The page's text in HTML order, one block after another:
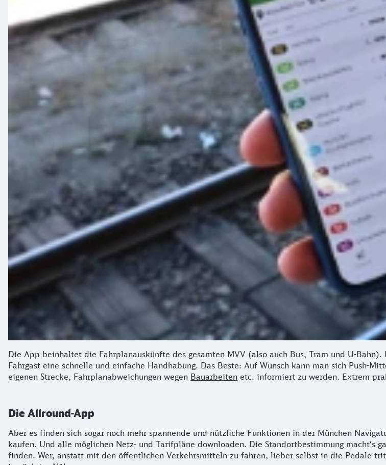
Die App beinhaltet die Fahrplanauskünfte des gesamten MVV (also auch Bus, Tram und U-
Fahrgast eine schnelle und einfache Handhabung. Das Beste: Auf Wunsch kann man sich Push-
eigenen Strecke, Fahrplanabweichungen wegen Bauarbeiten etc. informiert zu werden. Extrem
Die Allround-App
Aber es finden sich sogar noch mehr spannende und nützliche Funktionen in der München
kaufen. Und alle möglichen Netz- und Tarifpläne downloaden. Die Standortbestimmung macht‘s
finden. Wer, anstatt mit den öffentlichen Verkehrsmitteln zu fahren, lieber selbst in die Pedale